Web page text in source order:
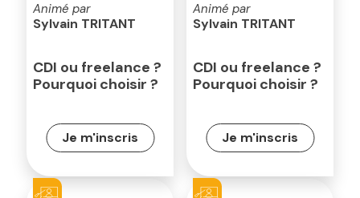
Animé par
Sylvain TRITANT
CDI ou freelance ?
Pourquoi choisir ?
Je m'inscris
Animé par
Sylvain TRITANT
CDI ou freelance ?
Pourquoi choisir ?
Je m'inscris